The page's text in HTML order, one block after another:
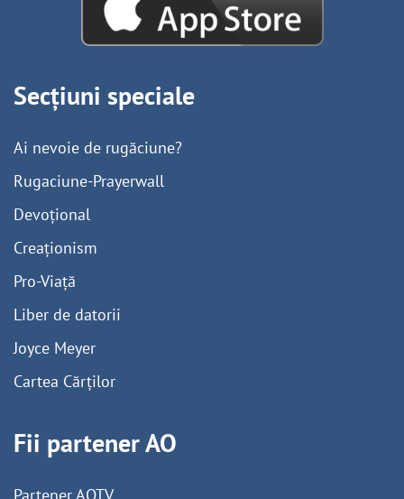
Secțiuni speciale
Ai nevoie de rugăciune?
Rugaciune-Prayerwall
Devoțional
Creaționism
Pro-Viață
Liber de datorii
Joyce Meyer
Cartea Cărților
Fii partener AO